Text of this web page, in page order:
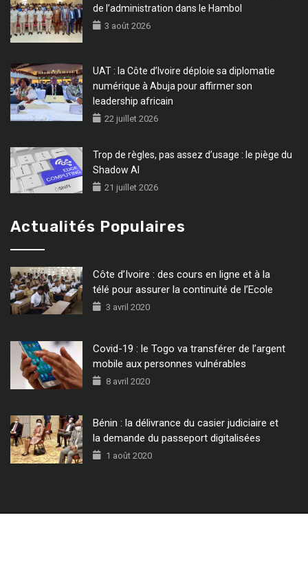
de l’administration dans le Hambol
3 août 2026
UAT : la Côte d’Ivoire déploie sa diplomatie
numérique à Abuja pour affirmer son
leadership africain
22 juillet 2026
Trop de règles, pas assez d’usage : le piège du
Shadow AI
21 juillet 2026
Actualités Populaires
Côte d’Ivoire : des cours en ligne et à la
télé pour assurer la continuité de l’Ecole
3 avril 2020
Covid-19 : le Togo va transférer de l’argent
mobile aux personnes vulnérables
8 avril 2020
Bénin : la délivrance du casier judiciaire et
la demande du passeport digitalisées
1 août 2020